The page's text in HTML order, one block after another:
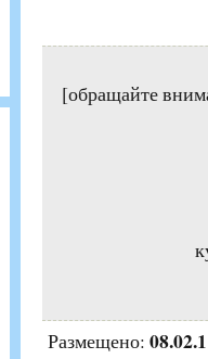
[обращайте
Размещено: